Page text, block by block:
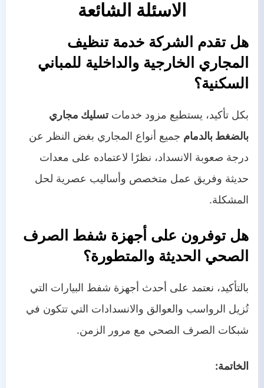
الاسئلة الشائعة
هل تقدم الشركة خدمة تنظيف
المجاري الخارجية والداخلية للمباني
السكنية؟
بكل تأكيد، يستطيع مزود خدماتتسليك مجاري
بالضغط بالدمام جميع أنواع المجاري بغض النظر عن
درجة صعوبة الانسداد، نظرًا لاعتماده على معدات
حديثة وفريق عمل متخصص وأساليب عصرية لحل
المشكلة.
هل توفرون على أجهزة شفط الصرف
الصحي الحديثة والمتطورة؟
بالتأكيد، نعتمد على أحدث أجهزة شفط البيارات التي
تُزيل الرواسب والعوالق والانسدادات التي تتكون في
شبكات الصرف الصحي مع مرور الزمن.
الخاتمة: